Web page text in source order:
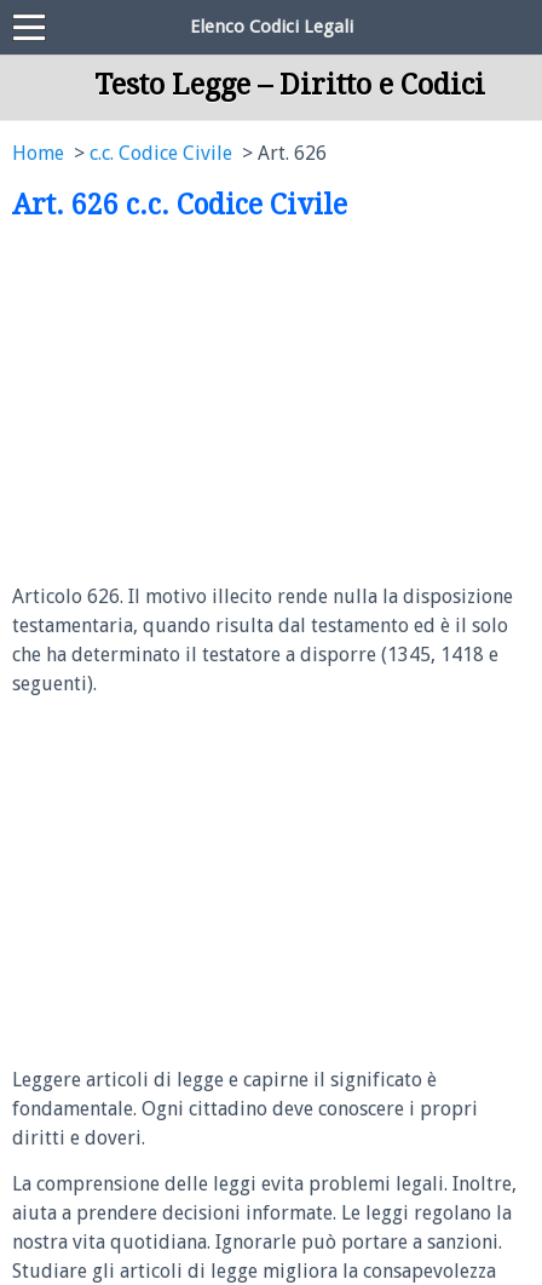
Elenco Codici Legali
Testo Legge – Diritto e Codici
Home c.c. Codice Civile Art. 626
Art. 626 c.c. Codice Civile
Articolo 626. Il motivo illecito rende nulla la disposizione
testamentaria, quando risulta dal testamento ed è il solo
che ha determinato il testatore a disporre (1345, 1418 e
seguenti).
Leggere articoli di legge e capirne il significato è
fondamentale. Ogni cittadino deve conoscere i propri
diritti e doveri.
La comprensione delle leggi evita problemi legali. Inoltre,
aiuta a prendere decisioni informate. Le leggi regolano la
nostra vita quotidiana. Ignorarle può portare a sanzioni.
Studiare gli articoli di legge migliora la consapevolezza